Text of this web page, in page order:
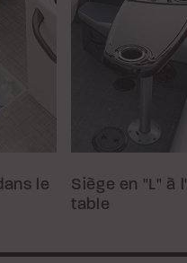
le
Siège en "L" à
table